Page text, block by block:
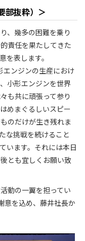
部抜粋）＞
、幾多の困難を乗り
責任を果たしてきた
を表します。
エンジンの生産におけ
小形エンジンを世界
も共に頑張って参り
めまぐるしいスピー
のだけが生き残れま
な挑戦を続けること
います。それには本日
とも宜しくお願い致
動の一翼を担ってい
意を込め、藤井社長か